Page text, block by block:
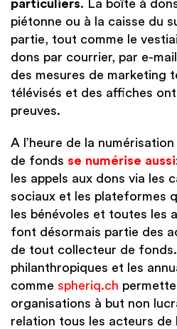
particuliers. La boîte à
piétonne ou à la caisse du
partie, tout comme le
dons par courrier, par e-
des mesures de marketing
télévisés et des affiches
preuves.
A l’heure de la
de fonds se numérise aussi
les appels aux dons via les
sociaux et les plateformes
les bénévoles et toutes les
font désormais partie des
de tout collecteur de
philanthropiques et les
comme spheriq.ch
organisations à but non
relation tous les acteurs